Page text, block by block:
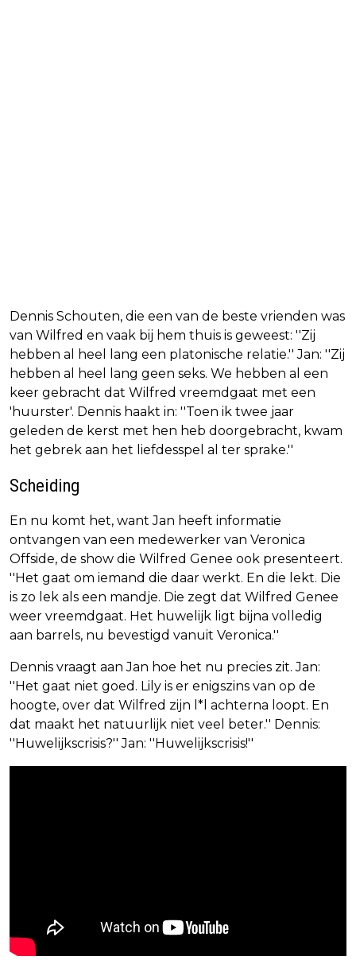
Dennis Schouten, die een van de beste vrienden was
van Wilfred en vaak bij hem thuis is geweest: ''Zij
hebben al heel lang een platonische relatie.'' Jan: ''Zij
hebben al heel lang geen seks. We hebben al een
keer gebracht dat Wilfred vreemdgaat met een
'huurster'. Dennis haakt in: ''Toen ik twee jaar
geleden de kerst met hen heb doorgebracht, kwam
het gebrek aan het liefdesspel al ter sprake.''
Scheiding
En nu komt het, want Jan heeft informatie
ontvangen van een medewerker van Veronica
Offside, de show die Wilfred Genee ook presenteert.
''Het gaat om iemand die daar werkt. En die lekt. Die
is zo lek als een mandje. Die zegt dat Wilfred Genee
weer vreemdgaat. Het huwelijk ligt bijna volledig
aan barrels, nu bevestigd vanuit Veronica.''
Dennis vraagt aan Jan hoe het nu precies zit. Jan:
''Het gaat niet goed. Lily is er enigszins van op de
hoogte, over dat Wilfred zijn l*l achterna loopt. En
dat maakt het natuurlijk niet veel beter.'' Dennis:
''Huwelijkscrisis?'' Jan: ''Huwelijkscrisis!''